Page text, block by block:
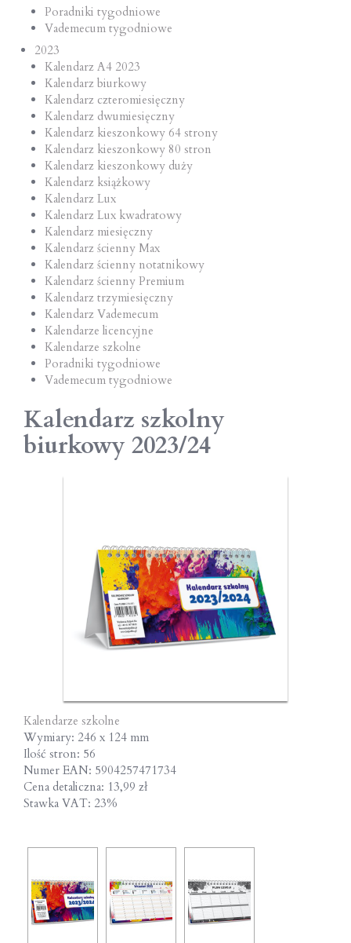
Poradniki tygodniowe
Vademecum tygodniowe
2023
Kalendarz A4 2023
Kalendarz biurkowy
Kalendarz czteromiesięczny
Kalendarz dwumiesięczny
Kalendarz kieszonkowy 64 strony
Kalendarz kieszonkowy 80 stron
Kalendarz kieszonkowy duży
Kalendarz książkowy
Kalendarz Lux
Kalendarz Lux kwadratowy
Kalendarz miesięczny
Kalendarz ścienny Max
Kalendarz ścienny notatnikowy
Kalendarz ścienny Premium
Kalendarz trzymiesięczny
Kalendarz Vademecum
Kalendarze licencyjne
Kalendarze szkolne
Poradniki tygodniowe
Vademecum tygodniowe
Kalendarz szkolny
biurkowy 2023/24
Kalendarze szkolne
Wymiary: 246 x 124 mm
Ilość stron: 56
Numer EAN: 5904257471734
Cena detaliczna: 13,99 zł
Stawka VAT: 23%